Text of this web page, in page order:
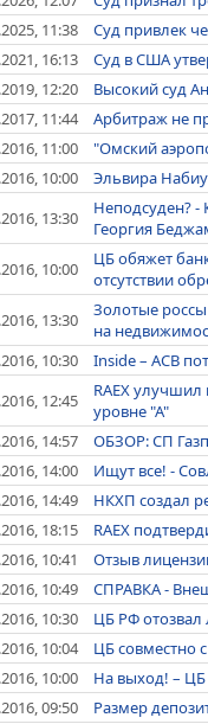
11:38
Суд привлек
16:13
Суд в США
12:20
Высокий суд
11:44
Арбитраж не
11:00
"Омский
10:00
Эльвира
13:30
Неподсуден? -
Георгия
10:00
ЦБ обяжет
отсутствии
13:30
Золотые
на
10:30
Inside – АСВ
12:45
RAEX
уровне "А"
14:57
ОБЗОР: СП
14:00
Ищут все! -
14:49
НКХП создал
18:15
RAEX
10:41
Отзыв
10:49
СПРАВКА -
10:30
ЦБ РФ отозвал
10:04
ЦБ совместно
10:00
На выход! –
09:50
Размер